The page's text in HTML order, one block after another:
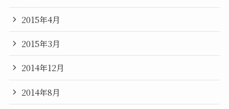
2015年4月
2015年3月
2014年12月
2014年8月